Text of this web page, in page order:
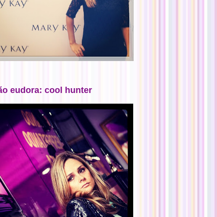
eudora: cool hunter